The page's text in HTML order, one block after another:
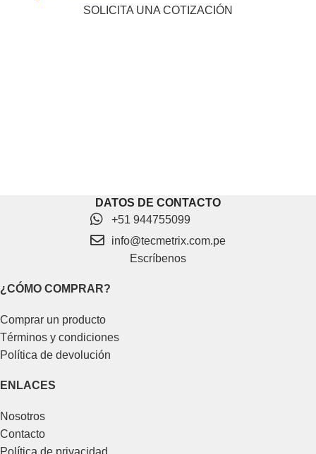
SOLICITA UNA COTIZACIÓN
DATOS DE CONTACTO
+51 944755099
info@tecmetrix.com.pe
Escríbenos
¿CÓMO COMPRAR?
Comprar un producto
Términos y condiciones
Política de devolución
ENLACES
Nosotros
Contacto
Política de privacidad